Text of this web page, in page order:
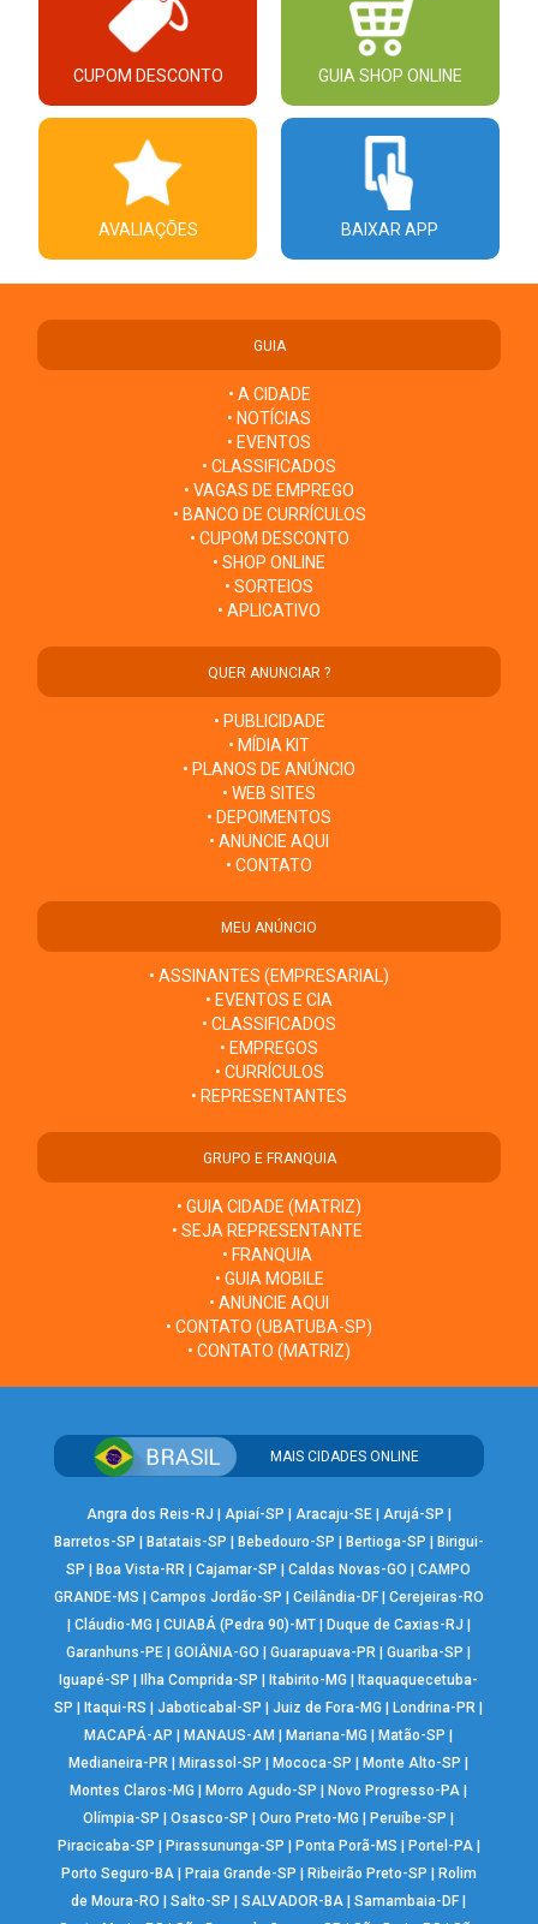
CUPOM DESCONTO GUIA SHOP ONLINE
AVALIAÇÕES BAIXAR APP
GUIA
• A CIDADE
• NOTÍCIAS
• EVENTOS
• CLASSIFICADOS
• VAGAS DE EMPREGO
• BANCO DE CURRÍCULOS
• CUPOM DESCONTO
• SHOP ONLINE
• SORTEIOS
• APLICATIVO
QUER ANUNCIAR ?
• PUBLICIDADE
• MÍDIA KIT
• PLANOS DE ANÚNCIO
• WEB SITES
• DEPOIMENTOS
• ANUNCIE AQUI
• CONTATO
MEU ANÚNCIO
• ASSINANTES (EMPRESARIAL)
• EVENTOS E CIA
• CLASSIFICADOS
• EMPREGOS
• CURRÍCULOS
• REPRESENTANTES
GRUPO E FRANQUIA
• GUIA CIDADE (MATRIZ)
• SEJA REPRESENTANTE
• FRANQUIA
• GUIA MOBILE
• ANUNCIE AQUI
• CONTATO (UBATUBA-SP)
• CONTATO (MATRIZ)
MAIS CIDADES ONLINE
Angra dos Reis-RJ | Apiaí-SP | Aracaju-SE| Arujá-SP |
Barretos-SP | Batatais-SP | Bebedouro-SP | Bertioga-SP | Birigui-
SP |Boa Vista-RR |Cajamar-SP |Caldas Novas-GO |CAMPO
GRANDE-MS | Campos Jordão-SP | Ceilândia-DF| Cerejeiras-RO
| Cláudio-MG | CUIABÁ (Pedra 90)-MT| Duque de Caxias-RJ |
Garanhuns-PE |GOIÂNIA-GO |Guarapuava-PR |Guariba-SP |
Iguapé-SP |Ilha Comprida-SP |Itabirito-MG |Itaquaquecetuba-
SP |Itaqui-RS |Jaboticabal-SP |Juiz de Fora-MG |Londrina-PR |
MACAPÁ-AP |MANAUS-AM |Mariana-MG |Matão-SP |
Medianeira-PR |Mirassol-SP |Mococa-SP |Monte Alto-SP |
Montes Claros-MG |Morro Agudo-SP |Novo Progresso-PA |
Olímpia-SP |Osasco-SP |Ouro Preto-MG |Peruíbe-SP |
Piracicaba-SP | Pirassununga-SP | Ponta Porã-MS | Portel-PA|
Porto Seguro-BA| Praia Grande-SP | Ribeirão Preto-SP | Rolim
de Moura-RO |Salto-SP |SALVADOR-BA |Samambaia-DF |